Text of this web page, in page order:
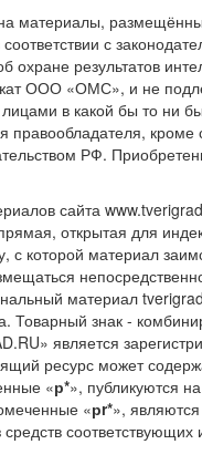
материалы,
с
охране результатов
ООО «ОМС», и не
в какой бы то ни
правообладателя, кроме
РФ.
сайта
открытая для
с которой материал
материал
Товарный знак -
является
ресурс может
«р*», публикуются
«рr*»,
соответствующих